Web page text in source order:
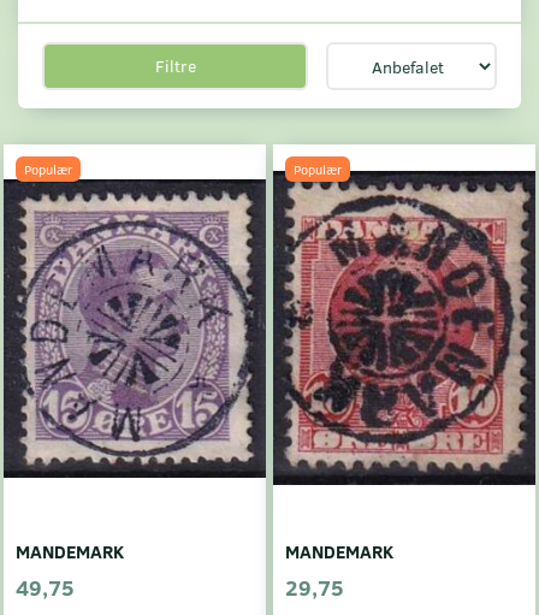
Filtre
Populær
MANDEMARK
49,75
Populær
MANDEMARK
29,75